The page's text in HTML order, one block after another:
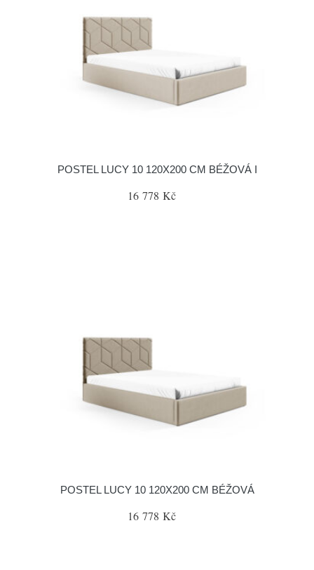
POSTEL LUCY 10 120X200 CM BÉŽOVÁ I
16 778 Kč
POSTEL LUCY 10 120X200 CM BÉŽOVÁ
16 778 Kč